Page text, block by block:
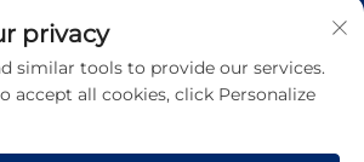
INFORMAZIONI
la nostra newsletter settimanale
privacy
similar tools to provide our services.
accept all cookies, click Personalize